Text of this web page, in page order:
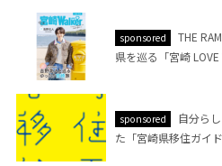
sponsored
THE
県を巡る「宮崎
sponsored
自分ら
た「宮崎県移住ガイ